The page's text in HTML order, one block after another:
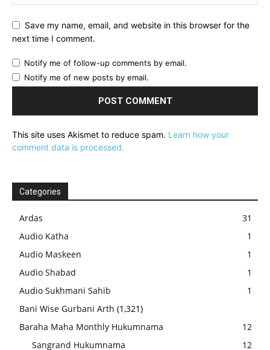
Save my name, email, and website in this browser for the
next time I comment.
Notify me of follow-up comments by email.
Notify me of new posts by email.
This site uses Akismet to reduce spam. Learn how your
comment data is processed.
Categories
Ardas
31
Audio Katha
1
Audio Maskeen
1
Audio Shabad
1
Audio Sukhmani Sahib
1
Bani Wise Gurbani Arth (1,321)
Baraha Maha Monthly Hukumnama
12
Sangrand Hukumnama
12